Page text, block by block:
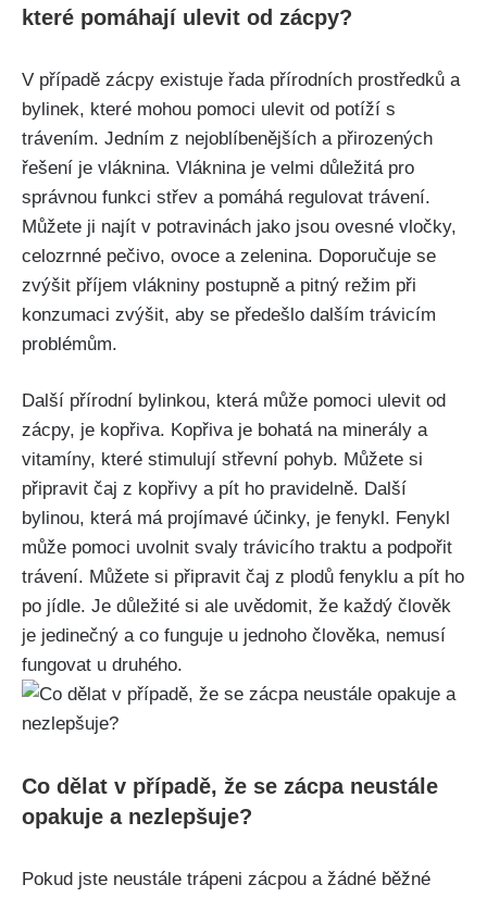
které pomáhají ulevit od zácpy?
V ‍případě zácpy existuje řada‌ přírodních​ prostředků ‍a
bylinek, které⁤ mohou pomoci ulevit od potíží s
trávením. Jedním z nejoblíbenějších a přirozených
řešení je vláknina.‍ Vláknina je velmi‍ důležitá pro
správnou funkci⁢ střev a pomáhá regulovat trávení.
Můžete‍ ji najít​ v potravinách jako jsou ovesné vločky,
⁢celozrnné pečivo, ovoce a zelenina. Doporučuje se
zvýšit příjem vlákniny⁣ postupně a pitný režim při
konzumaci zvýšit,⁤ aby se předešlo ⁣dalším trávicím
problémům.
Další ​přírodní bylinkou, která může pomoci ⁣ulevit od
zácpy, je kopřiva. Kopřiva je bohatá na minerály a
vitamíny, ‌které stimulují střevní pohyb.⁢ Můžete si‌
připravit⁢ čaj z kopřivy a pít⁣ ho pravidelně.‌ Další
bylinou,‌ která má projímavé účinky,⁣ je‌ fenykl. Fenykl
může pomoci uvolnit svaly trávicího traktu a podpořit
trávení.‍ Můžete si ​připravit čaj z ‍plodů ​fenyklu a pít ho
po jídle. Je důležité si ale uvědomit, že každý člověk
je jedinečný a co funguje u jednoho člověka, nemusí
fungovat u druhého.
Co dělat v případě, že se zácpa neustále
opakuje a nezlepšuje?
Pokud jste neustále trápeni zácpou a žádné běžné